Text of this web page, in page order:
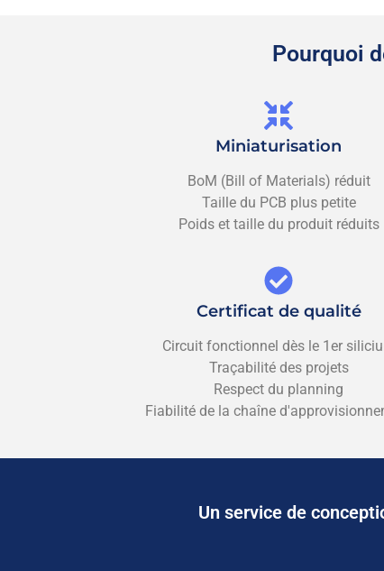
Pourquoi
Miniaturisation
BoM (Bill of Materials) réduit
Taille du PCB plus petite
Poids et taille du produit réduits
Certificat de qualité
Circuit fonctionnel dès le 1er
Traçabilité des projets
Respect du planning
Fiabilité de la chaîne
Un service de